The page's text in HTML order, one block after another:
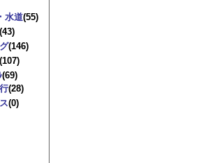
水道(55)
(43)
(146)
(107)
(69)
(28)
(0)